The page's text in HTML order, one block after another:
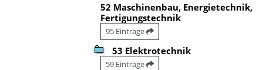
52 Maschinenbau, Energietechnik,
Fertigungstechnik
95 Einträge
53 Elektrotechnik
59 Einträge